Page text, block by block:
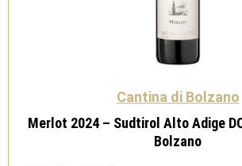
Cantina di Bolzano
Merlot 2024 – Sudtirol Alto Adige
Bolzano